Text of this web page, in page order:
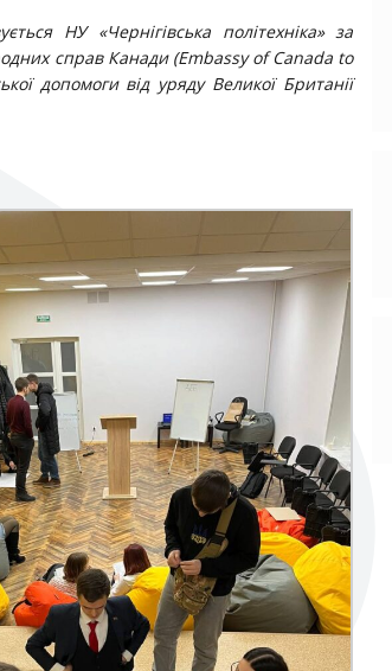
НУ «Чернігівська політехніка» за
справ Канади (Embassy of Canada to
допомоги від уряду Великої Британії